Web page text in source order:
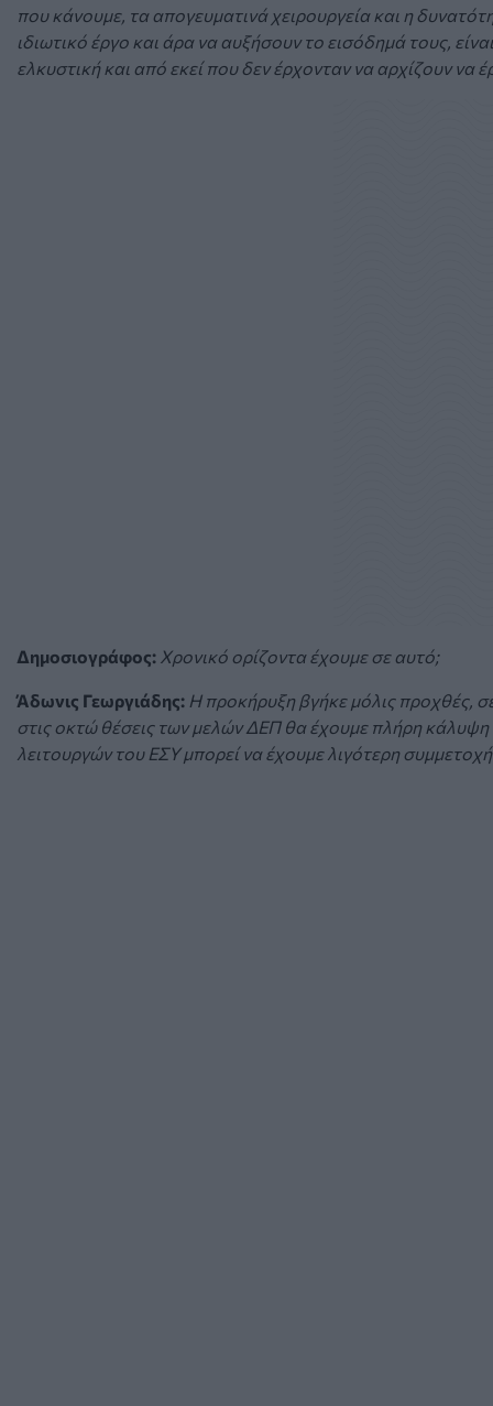
που κάνουμε, τα απογευματινά χειρουργεία και η
ιδιωτικό έργο και άρα να αυξήσουν το εισόδημά τους,
ελκυστική και από εκεί που δεν έρχονταν να αρχίζουν να
Δημοσιογράφος: Χρονικό ορίζοντα έχουμε σε αυτό;
Άδωνις Γεωργιάδης: Η προκήρυξη βγήκε μόλις προχθές,
στις οκτώ θέσεις των μελών ΔΕΠ θα έχουμε πλήρη κάλυψη
λειτουργών του ΕΣΥ μπορεί να έχουμε λιγότερη